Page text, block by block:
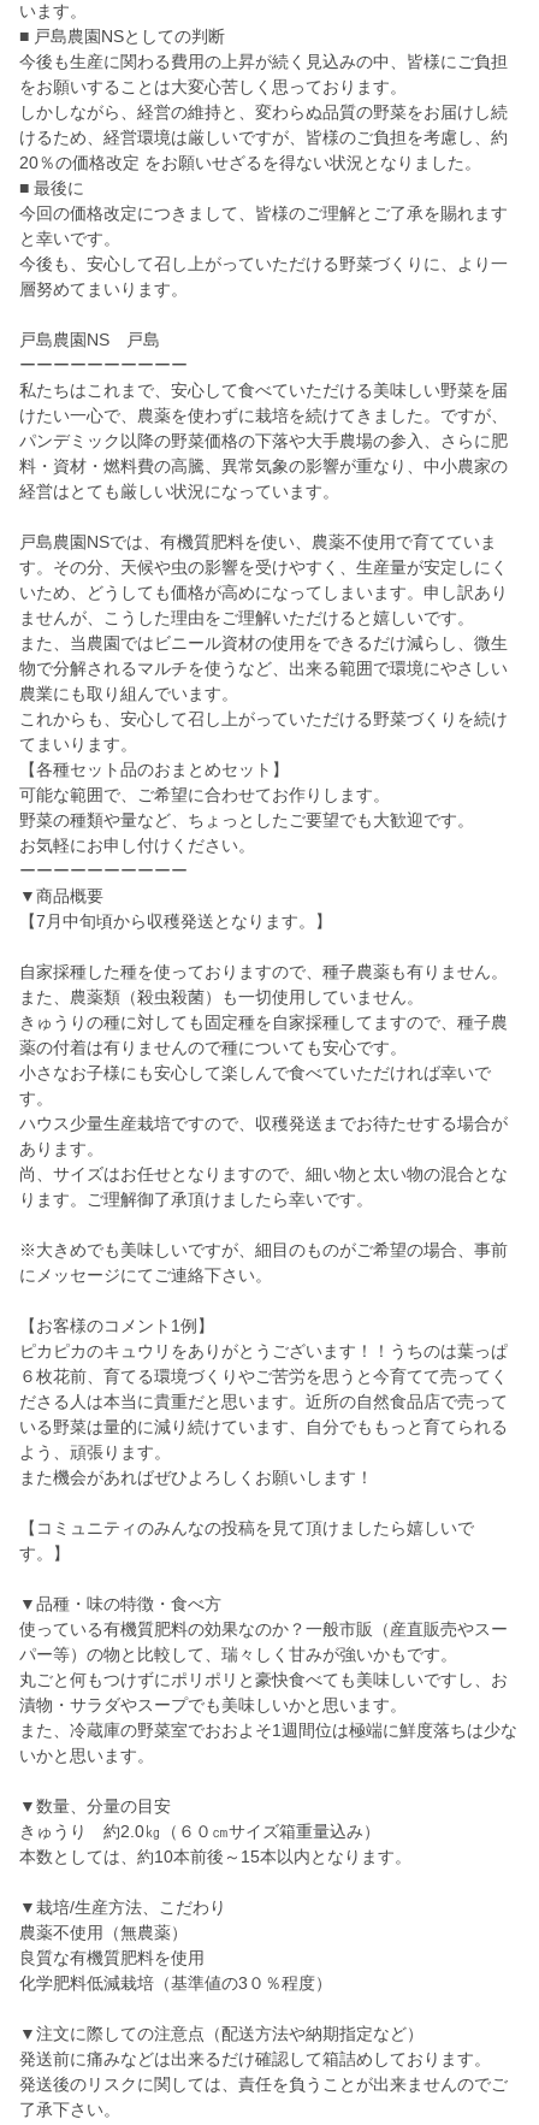
います。
■ 戸島農園NSとしての判断
今後も生産に関わる費用の上昇が続く見込みの中、皆様にご負担
をお願いすることは大変心苦しく思っております。
しかしながら、経営の維持と、変わらぬ品質の野菜をお届けし続
けるため、経営環境は厳しいですが、皆様のご負担を考慮し、約
20％の価格改定 をお願いせざるを得ない状況となりました。
■ 最後に
今回の価格改定につきまして、皆様のご理解とご了承を賜れます
と幸いです。
今後も、安心して召し上がっていただける野菜づくりに、より一
層努めてまいります。
戸島農園NS 戸島
ーーーーーーーーーー
私たちはこれまで、安心して食べていただける美味しい野菜を届
けたい一心で、農薬を使わずに栽培を続けてきました。ですが、
パンデミック以降の野菜価格の下落や大手農場の参入、さらに肥
料・資材・燃料費の高騰、異常気象の影響が重なり、中小農家の
経営はとても厳しい状況になっています。
戸島農園NSでは、有機質肥料を使い、農薬不使用で育てていま
す。その分、天候や虫の影響を受けやすく、生産量が安定しにく
いため、どうしても価格が高めになってしまいます。申し訳あり
ませんが、こうした理由をご理解いただけると嬉しいです。
また、当農園ではビニール資材の使用をできるだけ減らし、微生
物で分解されるマルチを使うなど、出来る範囲で環境にやさしい
農業にも取り組んでいます。
これからも、安心して召し上がっていただける野菜づくりを続け
てまいります。
【各種セット品のおまとめセット】
可能な範囲で、ご希望に合わせてお作りします。
野菜の種類や量など、ちょっとしたご要望でも大歓迎です。
お気軽にお申し付けください。
ーーーーーーーーーー
▼商品概要
【7月中旬頃から収穫発送となります。】
自家採種した種を使っておりますので、種子農薬も有りません。
また、農薬類（殺虫殺菌）も一切使用していません。
きゅうりの種に対しても固定種を自家採種してますので、種子農
薬の付着は有りませんので種についても安心です。
小さなお子様にも安心して楽しんで食べていただければ幸いで
す。
ハウス少量生産栽培ですので、収穫発送までお待たせする場合が
あります。
尚、サイズはお任せとなりますので、細い物と太い物の混合とな
ります。ご理解御了承頂けましたら幸いです。
※大きめでも美味しいですが、細目のものがご希望の場合、事前
にメッセージにてご連絡下さい。
【お客様のコメント1例】
ピカピカのキュウリをありがとうございます！！うちのは葉っぱ
６枚花前、育てる環境づくりやご苦労を思うと今育てて売ってく
ださる人は本当に貴重だと思います。近所の自然食品店で売って
いる野菜は量的に減り続けています、自分でももっと育てられる
よう、頑張ります。
また機会があればぜひよろしくお願いします！
【コミュニティのみんなの投稿を見て頂けましたら嬉しいで
す。】
▼品種・味の特徴・食べ方
使っている有機質肥料の効果なのか？一般市販（産直販売やスー
パー等）の物と比較して、瑞々しく甘みが強いかもです。
丸ごと何もつけずにポリポリと豪快食べても美味しいですし、お
漬物・サラダやスープでも美味しいかと思います。
また、冷蔵庫の野菜室でおおよそ1週間位は極端に鮮度落ちは少な
いかと思います。
▼数量、分量の目安
きゅうり 約2.0㎏（６０㎝サイズ箱重量込み）
本数としては、約10本前後～15本以内となります。
▼栽培/生産方法、こだわり
農薬不使用（無農薬）
良質な有機質肥料を使用
化学肥料低減栽培（基準値の3０％程度）
▼注文に際しての注意点（配送方法や納期指定など）
発送前に痛みなどは出来るだけ確認して箱詰めしております。
発送後のリスクに関しては、責任を負うことが出来ませんのでご
了承下さい。